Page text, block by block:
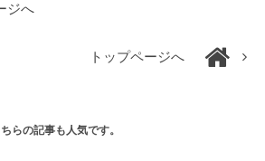
ジへ
トップページへ
らの記事も人気です。